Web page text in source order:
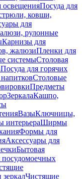
освещенияПосуда для
ковши,
для
рулонные
Карнизы для
жалюзиПленки для
системыСтоловая
Посуда для горячих
Столовые
Предметы
ЗеркалаКашпо,
ВазыКлючницы,
интерьераШирмы
Формы для
Аксессуары для
Бытовая
посудомоечных
зеркалЧистящие